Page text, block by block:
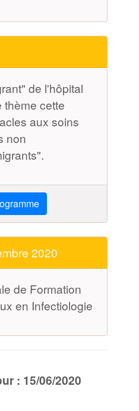
de l'hôpital
thème cette
aux soins
non
2020
de Formation
en Infectiologie
: 15/06/2020